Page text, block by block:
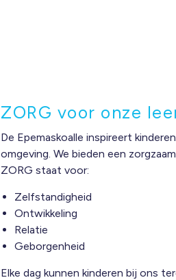
ZORG voor onze
De Epemaskoalle inspireert
omgeving. We bieden een
ZORG staat voor:
Zelfstandigheid
Ontwikkeling
Relatie
Geborgenheid
Elke dag kunnen kinderen bij ons